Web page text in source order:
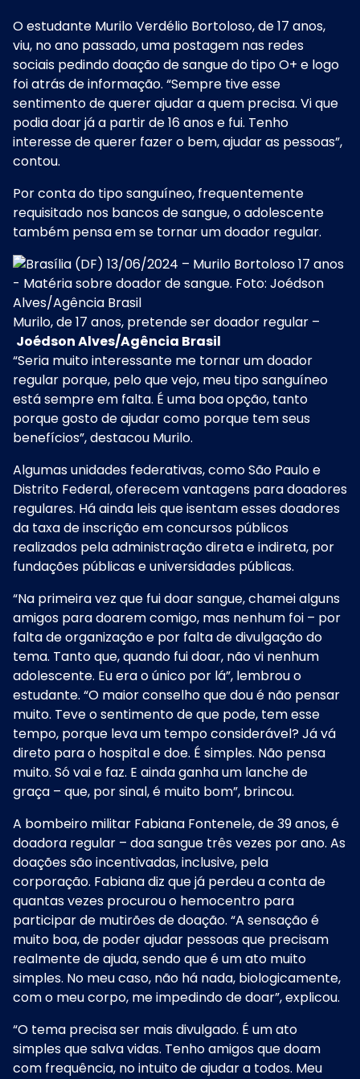
O estudante Murilo Verdélio Bortoloso, de 17 anos,
viu, no ano passado, uma postagem nas redes
sociais pedindo doação de sangue do tipo O+ e logo
foi atrás de informação. “Sempre tive esse
sentimento de querer ajudar a quem precisa. Vi que
podia doar já a partir de 16 anos e fui. Tenho
interesse de querer fazer o bem, ajudar as pessoas”,
contou.
Por conta do tipo sanguíneo, frequentemente
requisitado nos bancos de sangue, o adolescente
também pensa em se tornar um doador regular.
Murilo, de 17 anos, pretende ser doador regular –
Joédson Alves/Agência Brasil
“Seria muito interessante me tornar um doador
regular porque, pelo que vejo, meu tipo sanguíneo
está sempre em falta. É uma boa opção, tanto
porque gosto de ajudar como porque tem seus
benefícios”, destacou Murilo.
Algumas unidades federativas, como São Paulo e
Distrito Federal, oferecem vantagens para doadores
regulares. Há ainda leis que isentam esses doadores
da taxa de inscrição em concursos públicos
realizados pela administração direta e indireta, por
fundações públicas e universidades públicas.
“Na primeira vez que fui doar sangue, chamei alguns
amigos para doarem comigo, mas nenhum foi – por
falta de organização e por falta de divulgação do
tema. Tanto que, quando fui doar, não vi nenhum
adolescente. Eu era o único por lá”, lembrou o
estudante. “O maior conselho que dou é não pensar
muito. Teve o sentimento de que pode, tem esse
tempo, porque leva um tempo considerável? Já vá
direto para o hospital e doe. É simples. Não pensa
muito. Só vai e faz. E ainda ganha um lanche de
graça – que, por sinal, é muito bom”, brincou.
A bombeiro militar Fabiana Fontenele, de 39 anos, é
doadora regular – doa sangue três vezes por ano. As
doações são incentivadas, inclusive, pela
corporação. Fabiana diz que já perdeu a conta de
quantas vezes procurou o hemocentro para
participar de mutirões de doação. “A sensação é
muito boa, de poder ajudar pessoas que precisam
realmente de ajuda, sendo que é um ato muito
simples. No meu caso, não há nada, biologicamente,
com o meu corpo, me impedindo de doar”, explicou.
“O tema precisa ser mais divulgado. É um ato
simples que salva vidas. Tenho amigos que doam
com frequência, no intuito de ajudar a todos. Meu